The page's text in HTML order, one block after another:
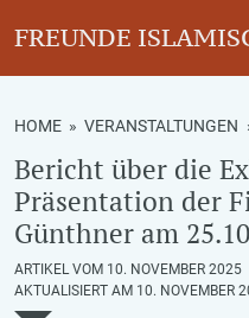
FREUNDE
HOME » VERANSTALTUNGEN
Bericht über die
Präsentation der
Günthner am
ARTIKEL VOM 10. NOVEMBER 2025
AKTUALISIERT AM 10. NOVEMBER